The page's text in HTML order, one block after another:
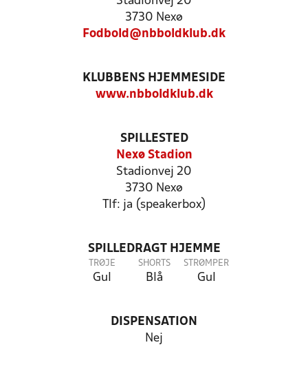
3730 Nexø
Fodbold@nbboldklub.dk
KLUBBENS HJEMMESIDE
www.nbboldklub.dk
SPILLESTED
Nexø Stadion
Stadionvej 20
3730 Nexø
Tlf: ja (speakerbox)
SPILLEDRAGT HJEMME
TRØJE
Gul
SHORTS
Blå
STRØMPER
Gul
DISPENSATION
Nej